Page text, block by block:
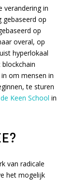
verandering in
gebaseerd op
op
overal, op
hyperlokaal
om mensen in
te sturen
de Keen School in
van radicale
het mogelijk